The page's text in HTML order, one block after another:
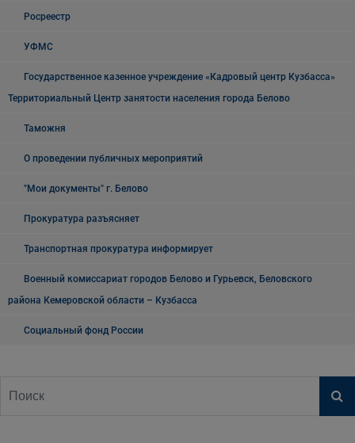
Росреестр
УФМС
Государственное казенное учреждение «Кадровый центр Кузбасса»
Территориальный Центр занятости населения города Белово
Таможня
О проведении публичных мероприятий
"Мои документы" г. Белово
Прокуратура разъясняет
Транспортная прокуратура информирует
Военный комиссариат городов Белово и Гурьевск, Беловского
района Кемеровской области – Кузбасса
Социальный фонд России